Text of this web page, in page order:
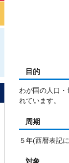
目的
わが国の人口
れています。
周期
５年(西暦表記
対象